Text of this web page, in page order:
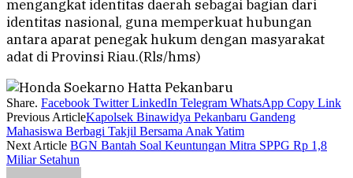
mengangkat identitas daerah sebagai bagian dari
identitas nasional, guna memperkuat hubungan
antara aparat penegak hukum dengan masyarakat
adat di Provinsi Riau.(Rls/hms)
Share. Facebook Twitter LinkedIn Telegram WhatsApp Copy Link
Previous ArticleKapolsek Binawidya Pekanbaru Gandeng
Mahasiswa Berbagi Takjil Bersama Anak Yatim
Next Article BGN Bantah Soal Keuntungan Mitra SPPG Rp 1,8
Miliar Setahun